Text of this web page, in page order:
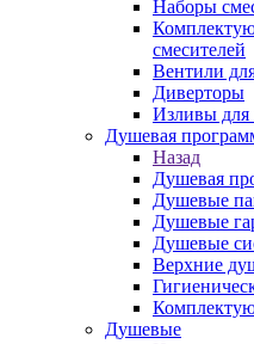
Наборы
смесителей
Вентили
Диверторы
Изливы
Душевая
Назад
Душевая
Душевые
Душевые
Душевые
Верхние
Душевые